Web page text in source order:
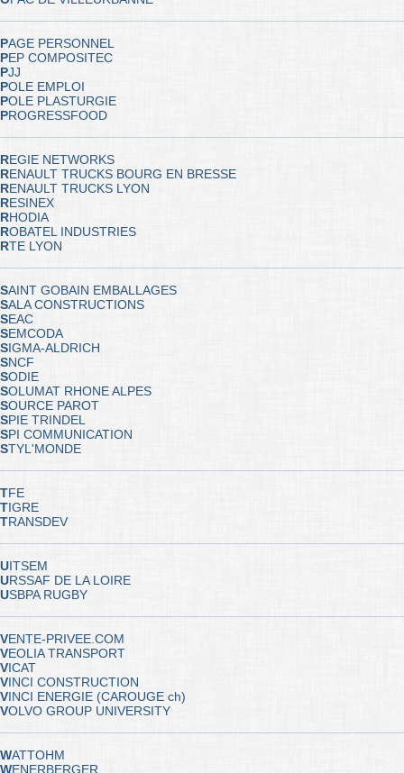
PAGE PERSONNEL
PEP COMPOSITEC
PJJ
POLE EMPLOI
POLE PLASTURGIE
PROGRESSFOOD
REGIE NETWORKS
RENAULT TRUCKS BOURG EN BRESSE
RENAULT TRUCKS LYON
RESINEX
RHODIA
ROBATEL INDUSTRIES
RTE LYON
SAINT GOBAIN EMBALLAGES
SALA CONSTRUCTIONS
SEAC
SEMCODA
SIGMA-ALDRICH
SNCF
SODIE
SOLUMAT RHONE ALPES
SOURCE PAROT
SPIE TRINDEL
SPI COMMUNICATION
STYL'MONDE
TFE
TIGRE
TRANSDEV
UITSEM
URSSAF DE LA LOIRE
USBPA RUGBY
VENTE-PRIVEE.COM
VEOLIA TRANSPORT
VICAT
VINCI CONSTRUCTION
VINCI ENERGIE (CAROUGE ch)
VOLVO GROUP UNIVERSITY
WATTOHM
WENERBERGER